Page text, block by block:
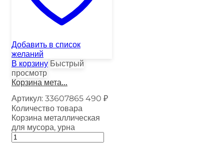
Добавить в список
желаний
В корзину Быстрый
просмотр
Корзина мета...
Артикул: 33607865 490 ₽
Количество товара
Корзина металлическая
для мусора, урна